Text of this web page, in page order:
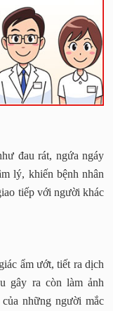
đau rát, ngứa ngáy
lý, khiến bệnh nhân
tiếp với người khác
ẩm ướt, tiết ra dịch
gây ra còn làm ảnh
những người mắc